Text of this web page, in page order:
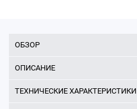
ОБЗОР
ОПИСАНИЕ
ТЕХНИЧЕСКИЕ ХАРАКТЕРИСТИКИ